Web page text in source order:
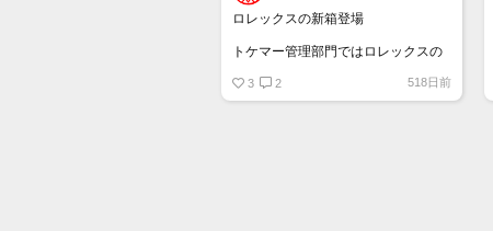
ロレックスの新箱登場
トケマー管理部門ではロレックスの
・旧デザイン Mサイズ 2.5万円 / Sサ
イズ 2.25
3 2 518日前